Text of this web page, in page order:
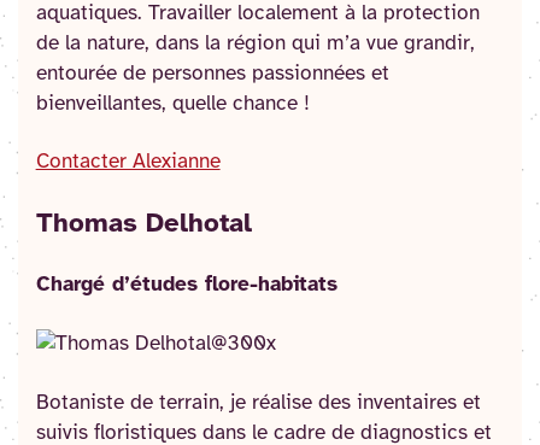
aquatiques. Travailler localement à la protection
de la nature, dans la région qui m’a vue grandir,
entourée de personnes passionnées et
bienveillantes, quelle chance !
Contacter Alexianne
Thomas Delhotal
Chargé d’études flore-habitats
Botaniste de terrain, je réalise des inventaires et
suivis floristiques dans le cadre de diagnostics et